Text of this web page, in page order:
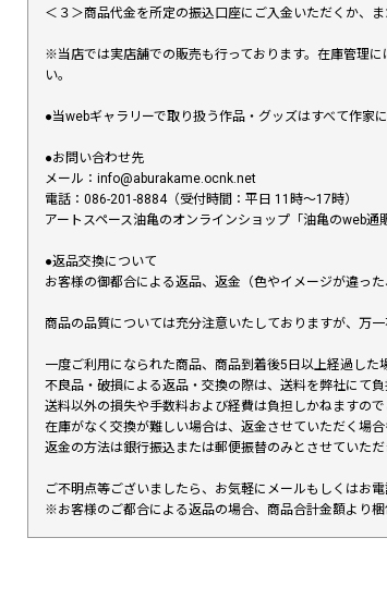
＜３＞商品代金を所定の振込口座にご入金いただくか、
※当店では実店舗での販売も行っております。在庫管理
い。
●当webギャラリーで取り扱う作品・グッズはすべて作家
●お問い合わせ先
メール：info@aburakame.ocnk.net
電話：086-201-8884（受付時間：平日 11時〜17時）
アートスペース油亀のオンラインショップ「油亀のweb
●返品交換について
お客様の御都合による返品、返金（色やイメージが違っ
商品の品質については充分注意いたしておりますが、万
一度ご利用になられた商品、商品到着後5日以上経過した
不良品・破損による返品・交換の際は、送料を弊社にて負
送料以外の損失や手数料および経費は負担しかねますので
在庫がなく交換が難しい場合は、返金させていただく場合
返金の方法は銀行振込または郵便振替のみとさせていただ
ご不明点等ございましたら、お気軽にメールもしくはお電
※お客様のご都合による返品の場合、商品合計金額より